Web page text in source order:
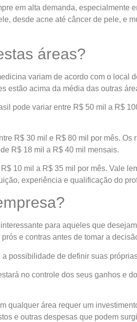
em alta demanda, especialmente
desde acne até câncer de pele, e
áreas?
variam de acordo com o local
estão acima da média das outras
pode variar entre R$ 50 mil a R$
R$ 30 mil e R$ 80 mil por mês.
R$ 18 mil a R$ 40 mil mensais.
10 mil a R$ 35 mil por mês. Vale
experiência e qualificação do
para aqueles que
e contras antes de tomar a
possibilidade de definir suas
no controle dos seus ganhos e
qualquer área requer um
e outras despesas que podem